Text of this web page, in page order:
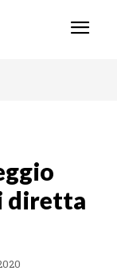
diretta